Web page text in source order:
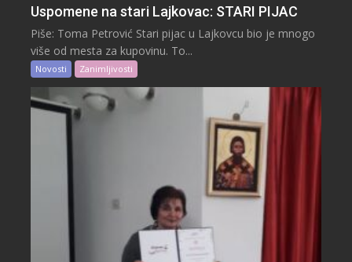
Uspomene na stari Lajkovac: STARI PIJAC
Piše: Toma Petrović Stari pijac u Lajkovcu bio je mnogo
više od mesta za kupovinu. To...
Novosti Zanimljivosti